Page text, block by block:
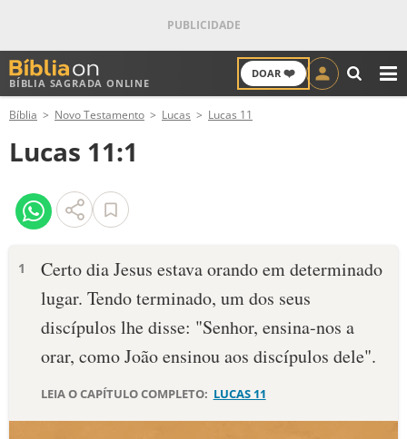
BÍBLIA SAGRADA ONLINE
DOAR ❤️
ANTIGO TESTAMENTO
NOVO TESTAMENTO
VERSÍCULOS
PALAVRA DO DIA
DEVOCIONAL DIÁRIO
Bíblia Novo Testamento Lucas Lucas 11
Lucas 11:1
1
Certo dia Jesus estava orando em determinado
lugar. Tendo terminado, um dos seus
discípulos lhe disse: "Senhor, ensina-nos a
orar, como João ensinou aos discípulos dele".
LEIA O CAPÍTULO COMPLETO: LUCAS 11